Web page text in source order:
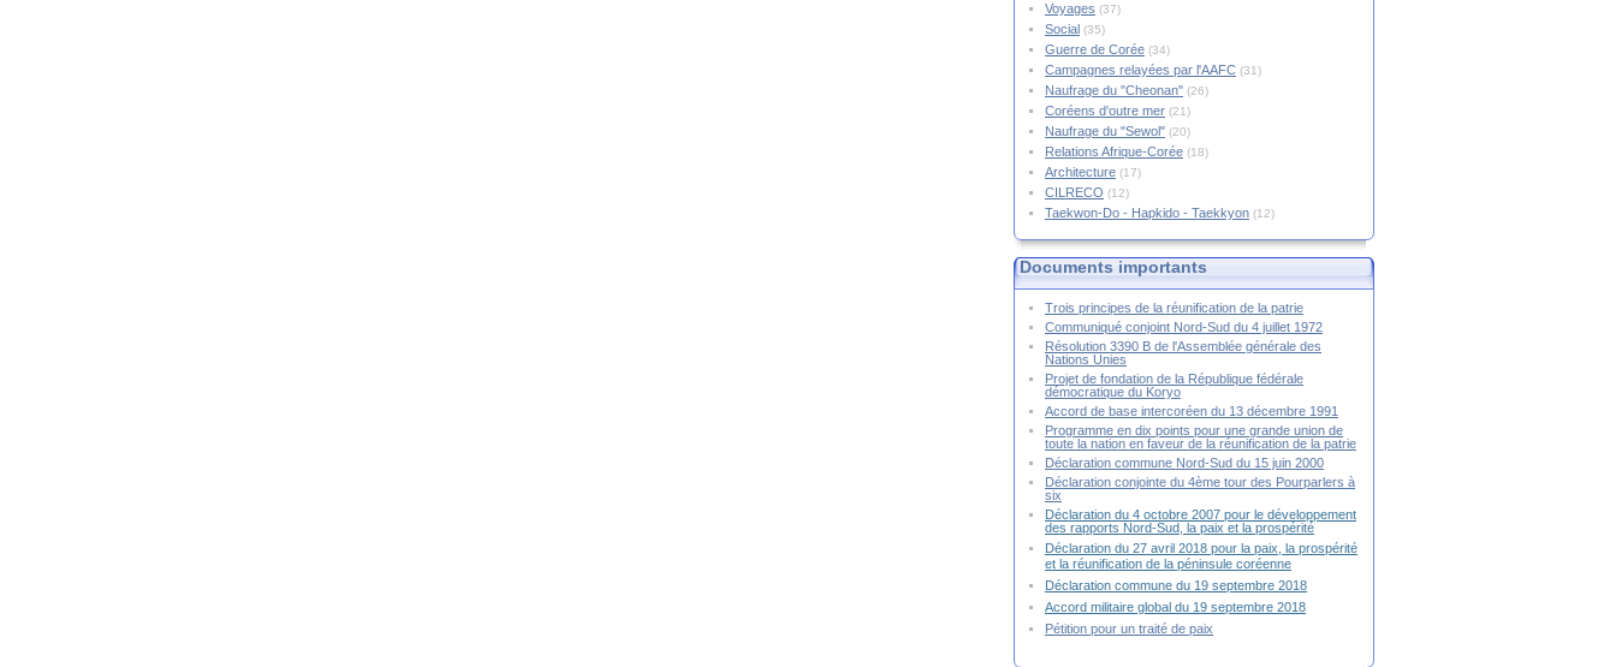
Voyages (37)
Social (35)
Guerre de Corée (34)
Campagnes relayées par l'AAFC (31)
Naufrage du "Cheonan" (26)
Coréens d'outre mer (21)
Naufrage du "Sewol" (20)
Relations Afrique-Corée (18)
Architecture (17)
CILRECO (12)
Taekwon-Do - Hapkido - Taekkyon (12)
Documents importants
Trois principes de la réunification de la patrie
Communiqué conjoint Nord-Sud du 4 juillet 1972
Résolution 3390 B de l'Assemblée générale des
Nations Unies
Projet de fondation de la République fédérale
démocratique du Koryo
Accord de base intercoréen du 13 décembre 1991
Programme en dix points pour une grande union de
toute la nation en faveur de la réunification de la patrie
Déclaration commune Nord-Sud du 15 juin 2000
Déclaration conjointe du 4ème tour des Pourparlers à
six
Déclaration du 4 octobre 2007 pour le développement
des rapports Nord-Sud, la paix et la prospérité
Déclaration du 27 avril 2018 pour la paix, la prospérité
et la réunification de la péninsule coréenne
Déclaration commune du 19 septembre 2018
Accord militaire global du 19 septembre 2018
Pétition pour un traité de paix